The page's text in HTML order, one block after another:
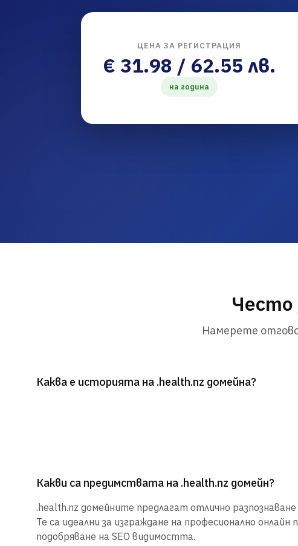
ЦЕНА ЗА РЕГИСТРАЦИЯ
€ 31.98 / 62.55 лв.
на година
Често
Намерете
Каква е историята на .health.nz домейна?
Какви са предимствата на .health.nz домейн?
.health.nz домейните предлагат отлично разпознаване
Те са идеални за изграждане на професионално онлайн
подобряване на SEO видимостта.